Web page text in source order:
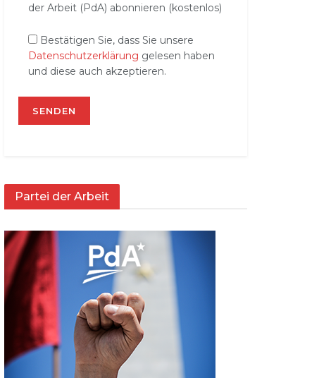
der Arbeit (PdA) abonnieren (kostenlos)
Bestätigen Sie, dass Sie unsere
Datenschutzerklärung gelesen haben
und diese auch akzeptieren.
Partei der Arbeit